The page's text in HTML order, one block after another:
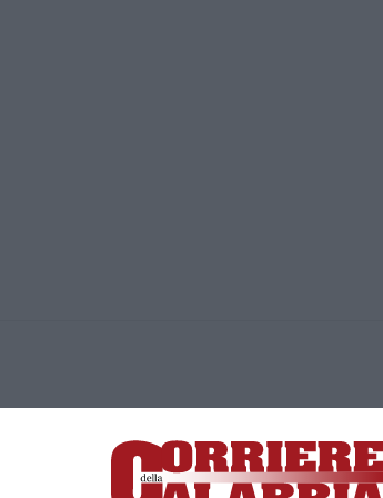
Lamezia Terme (CZ)
responsabile Paola Militano |Privacy